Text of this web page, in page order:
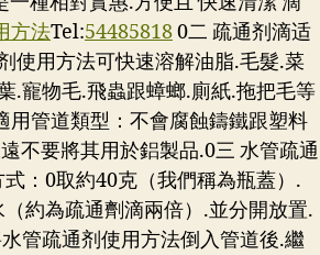
方法Tel:544858180二 疏通剂滴适
使用方法可快速溶解油脂.毛髮.菜
.寵物毛.飛蟲跟蟑螂.廁紙.拖把毛等
用管道類型：不會腐蝕鑄鐵跟塑料
不要將其用於鋁製品.0三 水管疏通
：0取約40克（我們稱為瓶蓋）.
約為疏通劑滴兩倍）.並分開放置.
管疏通剂使用方法倒入管道後.繼